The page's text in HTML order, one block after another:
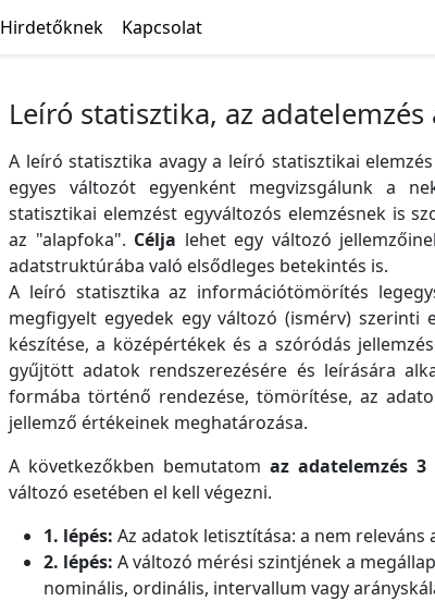
Hirdetőknek Kapcsolat
Leíró statisztika, az
A leíró statisztika avagy a leíró statisztikai
egyes változót egyenként megvizsgálunk a
statisztikai elemzést egyváltozós elemzésnek is
az "alapfoka". Célja lehet egy változó
adatstruktúrába való elsődleges betekintés is.
A leíró statisztika az információtömörítés
megfigyelt egyedek egy változó (ismérv) szerinti
készítése, a középértékek és a szóródás
gyűjtött adatok rendszerezésére és leírására
formába történő rendezése, tömörítése, az
jellemző értékeinek meghatározása.
A következőkben bemutatom az adatelemzés
változó esetében el kell végezni.
1. lépés: Az adatok letisztítása: a nem
2. lépés: A változó mérési szintjének a
nominális, ordinális, intervallum vagy